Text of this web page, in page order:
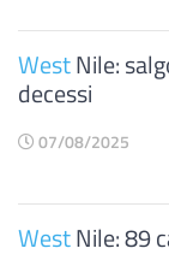
WestNile:
decessi
07/08/2025
WestNile: 89